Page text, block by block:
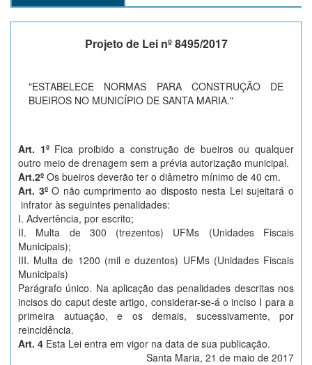
Projeto de Lei nº 8495/2017
"ESTABELECE NORMAS PARA CONSTRUÇÃO DE
BUEIROS NO MUNICÍPIO DE SANTA MARIA."
Art. 1º Fica proibido a construção de bueiros ou qualquer
outro meio de drenagem sem a prévia autorização municipal.
Art.2º Os bueiros deverão ter o diâmetro mínimo de 40 cm.
Art. 3ºO não cumprimento ao disposto nesta Lei sujeitará o
infrator às seguintes penalidades:
I. Advertência, por escrito;
II. Multa de 300 (trezentos) UFMs (Unidades Fiscais
Municipais);
III. Multa de 1200 (mil e duzentos) UFMs (Unidades Fiscais
Municipais)
Parágrafo único. Na aplicação das penalidades descritas nos
incisos do caput deste artigo, considerar-se-á o inciso I para a
primeira autuação, e os demais, sucessivamente, por
reincidência.
Art. 4 Esta Lei entra em vigor na data de sua publicação.
Santa Maria, 21 de maio de 2017